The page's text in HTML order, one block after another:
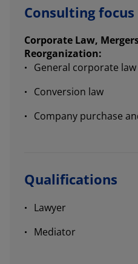
Consulting focus
Corporate Law,
Reorganization:
General corporate law
Conversion law
Company purchase
Qualifications
Lawyer
Mediator